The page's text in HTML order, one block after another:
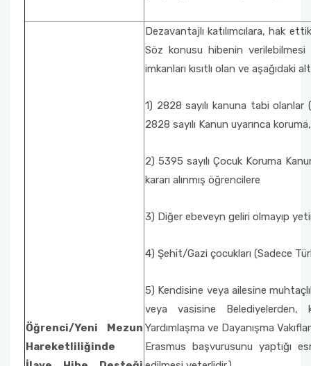
Öğrenci/Yeni Mezun
Hareketliliğinde
Dezavantajlı katılımcılara, hak
Söz konusu hibenin verilebilmesi
imkanları kısıtlı olan ve aşağıdaki
1) 2828 sayılı kanuna tabi olanlar
2828 sayılı Kanun uyarınca
2) 5395 sayılı Çocuk Koruma
kararı alınmış öğrencilere
3) Diğer ebeveyn geliri olmayıp
4) Şehit/Gazi çocukları (Sadece
5) Kendisine veya ailesine
veya vasisine Belediyelerden,
Yardımlaşma ve Dayanışma
Erasmus başvurusunu yaptığı